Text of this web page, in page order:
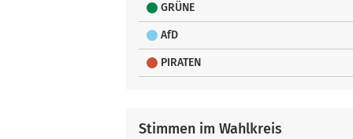
GRÜNE
AfD
PIRATEN
Stimmen im Wahlkreis